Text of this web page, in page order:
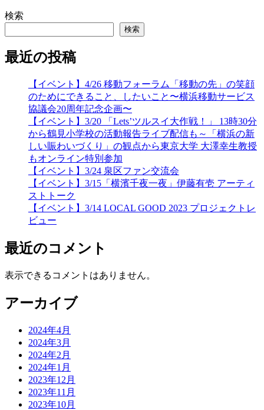
検索
検索
最近の投稿
【イベント】4/26 移動フォーラム「移動の先」の笑顔
のためにできること、したいこと〜横浜移動サービス
協議会20周年記念企画〜
【イベント】3/20 「Lets’ツルスイ大作戦！」 13時30分
から鶴見小学校の活動報告ライブ配信も～「横浜の新
しい賑わいづくり」の観点から東京大学 大澤幸生教授
もオンライン特別参加
【イベント】3/24 泉区ファン交流会
【イベント】3/15「横濱千夜一夜」伊藤有壱 アーティ
ストトーク
【イベント】3/14 LOCAL GOOD 2023 プロジェクトレ
ビュー
最近のコメント
表示できるコメントはありません。
アーカイブ
2024年4月
2024年3月
2024年2月
2024年1月
2023年12月
2023年11月
2023年10月